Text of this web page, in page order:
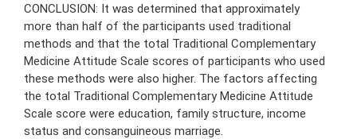
CONCLUSION: It was determined that approximately
more than half of the participants used traditional
methods and that the total Traditional Complementary
Medicine Attitude Scale scores of participants who used
these methods were also higher. The factors affecting
the total Traditional Complementary Medicine Attitude
Scale score were education, family structure, income
status and consanguineous marriage.